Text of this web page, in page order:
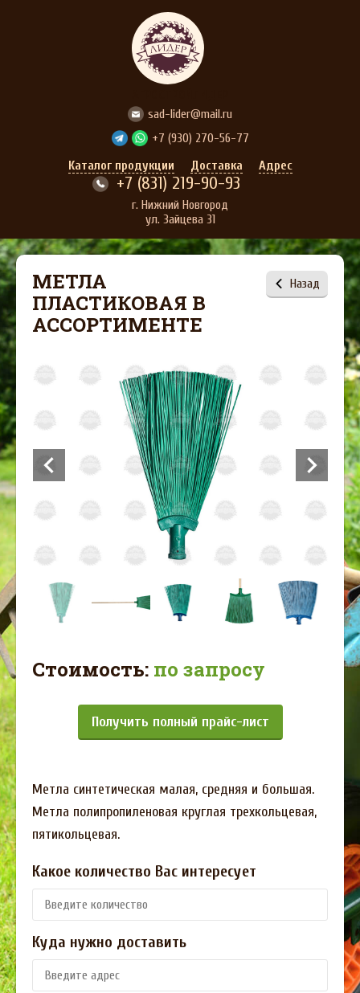
sad-lider@mail.ru
+7 (930) 270-56-77
Каталог продукции
Доставка Адрес
+7 (831) 219-90-93
г. Нижний Новгород
ул. Зайцева 31
МЕТЛА
ПЛАСТИКОВАЯ В
АССОРТИМЕНТЕ
Назад
Стоимость: по запросу
Получить полный прайс-лист
Метла синтетическая малая, средняя и большая.
Метла полипропиленовая круглая трехкольцевая,
пятикольцевая.
Какое количество Вас интересует
Куда нужно доставить